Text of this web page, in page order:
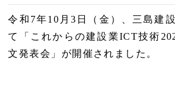
令和7年10月3日（金）、三島建
て「これからの建設業ICT技術
文発表会」が開催されました。